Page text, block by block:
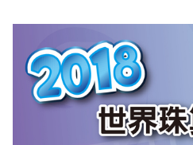
上，並首度由新任大會會長、省商
會主任委員、世界珠算心算聯合會
外相關同業熱烈歡迎。 (大會..